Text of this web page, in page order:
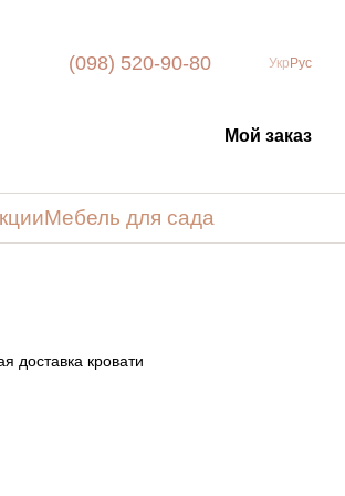
(098) 520-90-80 Укр Рус
Мой заказ
Мебель для сада
доставка кровати